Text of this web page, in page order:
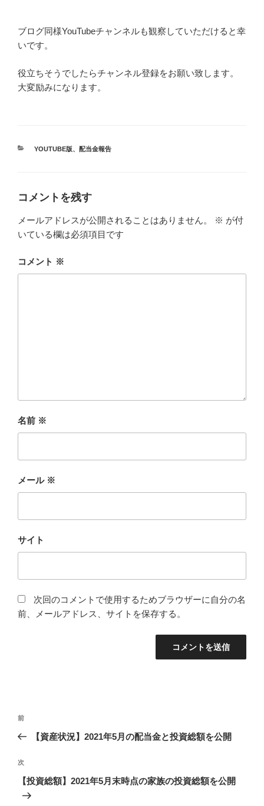
ブログ同様YouTubeチャンネルも観察していただけると幸
いです。
役立ちそうでしたらチャンネル登録をお願い致します。
大変励みになります。
カ
YOUTUBE版、 配当金報告
コメントを残す
メールアドレスが公開されることはありません。 ※ が付
いている欄は必須項目です
コメント ※
名前 ※
メール ※
サイト
次回のコメントで使用するためブラウザーに自分の名
前、メールアドレス、サイトを保存する。
投
ビ
ゲ
ー
前
の
稿
前
【資産状況】2021年5月の配当金と投資総額を公開
次
の
次
【投資総額】2021年5月末時点の家族の投資総額を公開